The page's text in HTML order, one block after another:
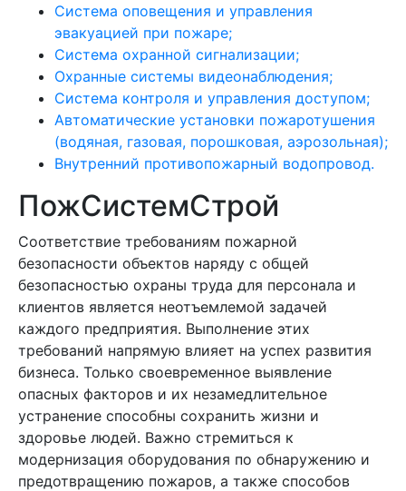
Система оповещения и управления
эвакуацией при пожаре;
Система охранной сигнализации;
Охранные системы видеонаблюдения;
Система контроля и управления доступом;
Автоматические установки пожаротушения
(водяная, газовая, порошковая, аэрозольная);
Внутренний противопожарный водопровод.
ПожСистемСтрой
Соответствие требованиям пожарной
безопасности объектов наряду с общей
безопасностью охраны труда для персонала и
клиентов является неотъемлемой задачей
каждого предприятия. Выполнение этих
требований напрямую влияет на успех развития
бизнеса. Только своевременное выявление
опасных факторов и их незамедлительное
устранение способны сохранить жизни и
здоровье людей. Важно стремиться к
модернизация оборудования по обнаружению и
предотвращению пожаров, а также способов